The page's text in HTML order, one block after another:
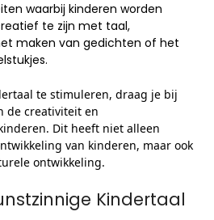
waarbij kinderen worden
te zijn met taal,
maken van gedichten of het
te stimuleren, draag je bij
de creativiteit en
Dit heeft niet alleen
van kinderen, maar ook
ontwikkeling.
Kindertaal